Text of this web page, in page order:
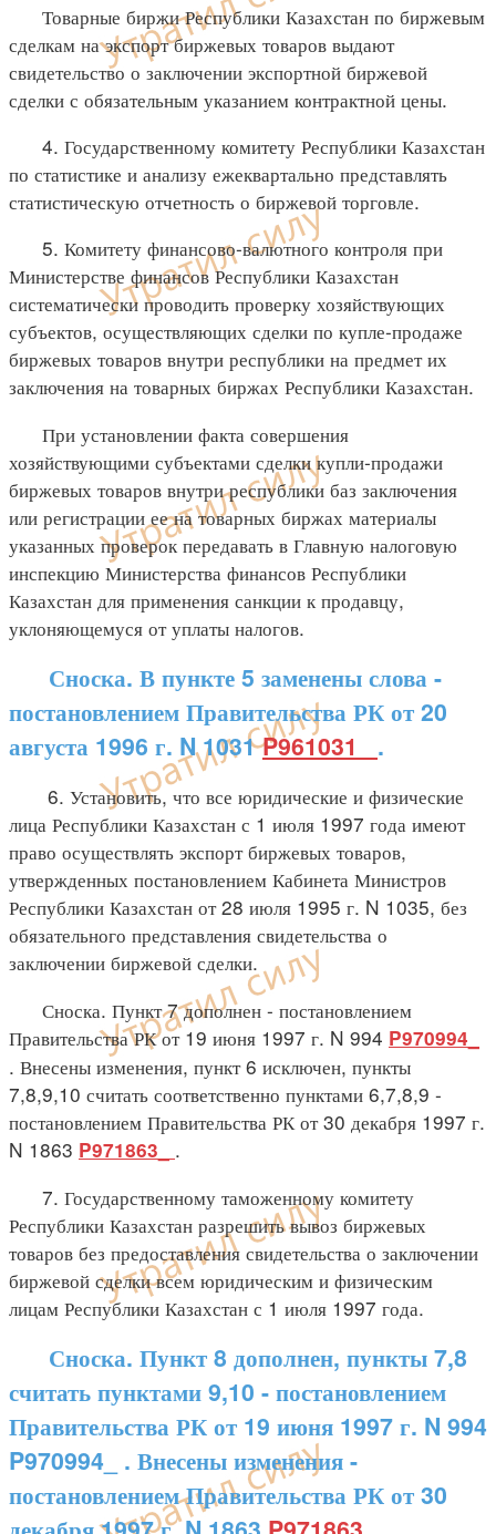
Товарные биржи Республики Казахстан по биржевым
сделкам на экспорт биржевых товаров выдают
свидетельство о заключении экспортной биржевой
сделки с обязательным указанием контрактной цены.
4. Государственному комитету Республики Казахстан
по статистике и анализу ежеквартально представлять
статистическую отчетность о биржевой торговле.
5. Комитету финансово-валютного контроля при
Министерстве финансов Республики Казахстан
систематически проводить проверку хозяйствующих
субъектов, осуществляющих сделки по купле-продаже
биржевых товаров внутри республики на предмет их
заключения на товарных биржах Республики Казахстан.
При установлении факта совершения
хозяйствующими субъектами сделки купли-продажи
биржевых товаров внутри республики баз заключения
или регистрации ее на товарных биржах материалы
указанных проверок передавать в Главную налоговую
инспекцию Министерства финансов Республики
Казахстан для применения санкции к продавцу,
уклоняющемуся от уплаты налогов.
Сноска. В пункте 5 заменены слова -
постановлением Правительства РК от 20
августа 1996 г. N 1031P961031_ .
6. Установить, что все юридические и физические
лица Республики Казахстан с 1 июля 1997 года имеют
право осуществлять экспорт биржевых товаров,
утвержденных постановлением Кабинета Министров
Республики Казахстан от 28 июля 1995 г. N 1035, без
обязательного представления свидетельства о
заключении биржевой сделки.
Сноска. Пункт 7 дополнен - постановлением
Правительства РК от 19 июня 1997 г. N 994 P970994_
. Внесены изменения, пункт 6 исключен, пункты
7,8,9,10 считать соответственно пунктами 6,7,8,9 -
постановлением Правительства РК от 30 декабря 1997 г.
N 1863 P971863_ .
7. Государственному таможенному комитету
Республики Казахстан разрешить вывоз биржевых
товаров без предоставления свидетельства о заключении
биржевой сделки всем юридическим и физическим
лицам Республики Казахстан с 1 июля 1997 года.
Сноска. Пункт 8 дополнен, пункты 7,8
считать пунктами 9,10 - постановлением
Правительства РК от 19 июня 1997 г. N 994
P970994_ . Внесены изменения -
постановлением Правительства РК от 30